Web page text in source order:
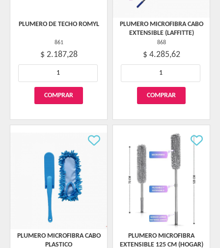
PLUMERO DE TECHO ROMYL
861
$ 2.187,28
PLUMERO MICROFIBRA CABO
EXTENSIBLE (LAFFITTE)
868
$ 4.285,62
PLUMERO MICROFIBRA CABO
PLASTICO
PLUMERO MICROFIBRA
EXTENSIBLE 125 CM (HOGAR)